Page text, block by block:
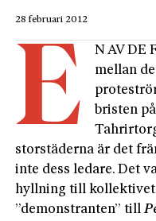
28 februari 2012
E
N AV DE
mellan
bristen
storstäderna är det
inte dess ledare. Det
hyllning till kollektivet
”demonstranten” till